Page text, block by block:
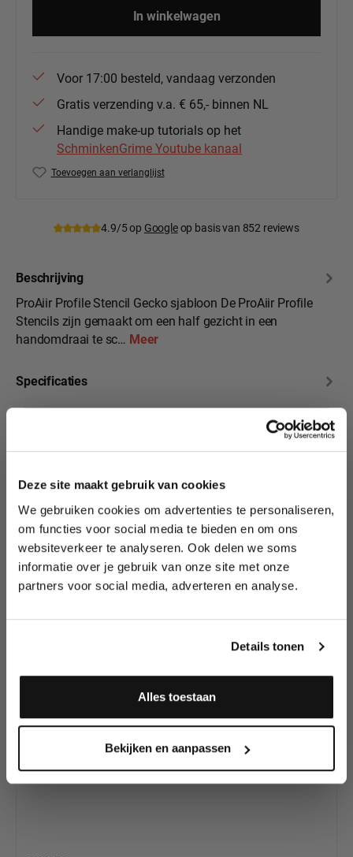
Deze site maakt gebruik van cookies
We gebruiken cookies om advertenties te personaliseren,
om functies voor social media te bieden en om ons
websiteverkeer te analyseren. Ook delen we soms
informatie over je gebruik van onze site met onze
partners voor social media, adverteren en analyse.
Details tonen
Alles toestaan
Bekijken en aanpassen
In winkelwagen
Voor 17:00 besteld, vandaag verzonden
Gratis verzending v.a. € 65,- binnen NL
Handige make-up tutorials op het
SchminkenGrime Youtube kanaal
Toevoegen aan verlanglijst
4.9/5 op Googleop basis van 852 reviews
Beschrijving
ProAiir Profile Stencil Gecko sjabloon De ProAiir Profile
Stencils zijn gemaakt om een half gezicht in een
handomdraai te sc… Meer
Specificaties
Productgalerij overslaan
Meer van onze
Proaiir Profile
Stencil
Proaiir StencilEyes Teethless
10% korting?
Lees als eerste over nieuwe producten,
tutorials, aanbiedingen, evenementen,
wedstrijden en meer.
Meld je aan en ontvang direct
Ja, ik meld me aan